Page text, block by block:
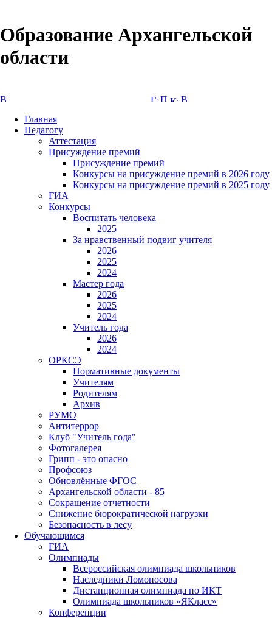
Образование Архангельской
области
Главная
Педагогу
Аттестация
Присуждение премий
Присуждение премий
Конкурсы на присуждение премий в 2026 году
Конкурсы на присуждение премий в 2025 году
ГИА
Конкурсы
Воспитать человека
2025
За нравственный подвиг учителя
2026
2025
2024
Мастер года
2026
2025
2024
Учитель года
2026
2024
ОРКСЭ
Нормативные документы
Учителям
Родителям
Архив
РУМО
Антитеррор
Клуб "Учитель года"
Фотогалерея
Грипп - это опасно
Профсоюз
Обновлённые ФГОС
Архангельской области - 85
Сокращение отчетности
Снижение бюрократической нагрузки
Безопасность в лесу
Обучающимся
ГИА
Олимпиады
Всероссийская олимпиада школьников
Наследники Ломоносова
Дистанционная олимпиада по ИКТ
Олимпиада школьников «ЯКласс»
Конференции